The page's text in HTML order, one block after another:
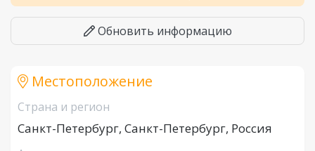
Обновить информацию
Местоположение
Страна и регион
Санкт-Петербург, Санкт-Петербург, Россия